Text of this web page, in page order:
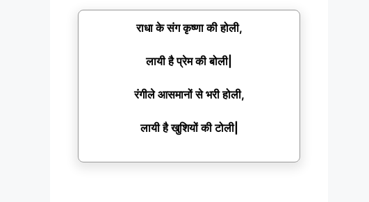
राधा के संग कृष्णा की होली,
लायी है प्रेम की बोली|
रंगीले आसमानों से भरी होली,
लायी है खुशियों की टोली|